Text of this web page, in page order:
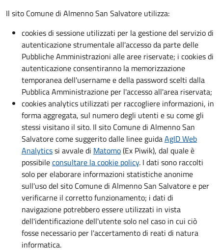
Il sito Comune di Almenno San Salvatore utilizza:
cookies di sessione utilizzati per la gestione del servizio di
autenticazione strumentale all'accesso da parte delle
Pubbliche Amministrazioni alle aree riservate; i cookies di
autenticazione consentiranno la memorizzazione
temporanea dell'username e della password scelti dalla
Pubblica Amministrazione per l'accesso all'area riservata;
cookies analytics utilizzati per raccogliere informazioni, in
forma aggregata, sul numero degli utenti e su come gli
stessi visitano il sito. Il sito Comune di Almenno San
Salvatore come suggerito dalle linee guidaAgID Web
Analyticssi avvale di Matomo(Ex Piwik), dal quale è
possibileconsultare la cookie policy. I dati sono raccolti
solo per elaborare informazioni statistiche anonime
sull'uso del sito Comune di Almenno San Salvatore e per
verificarne il corretto funzionamento; i dati di
navigazione potrebbero essere utilizzati in vista
dell'identificazione dell'utente solo nel caso in cui ciò
fosse necessario per l'accertamento di reati di natura
informatica.